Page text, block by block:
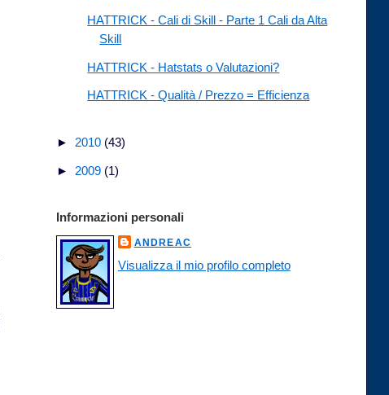
HATTRICK - Cali di Skill - Parte 1 Cali da Alta
Skill
HATTRICK - Hatstats o Valutazioni?
HATTRICK - Qualità / Prezzo = Efficienza
► 2010 (43)
► 2009 (1)
Informazioni personali
ANDREAC
Visualizza il mio profilo completo